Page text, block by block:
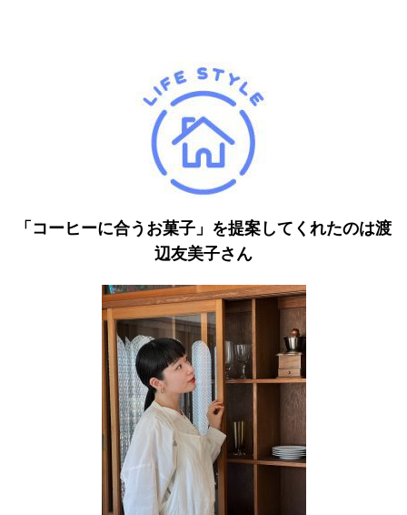
「コーヒーに合うお菓子」を提案してくれたのは渡
辺友美子さん